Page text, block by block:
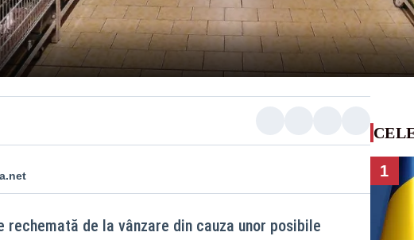
rechemată de la vânzare din cauza unor posibile
1